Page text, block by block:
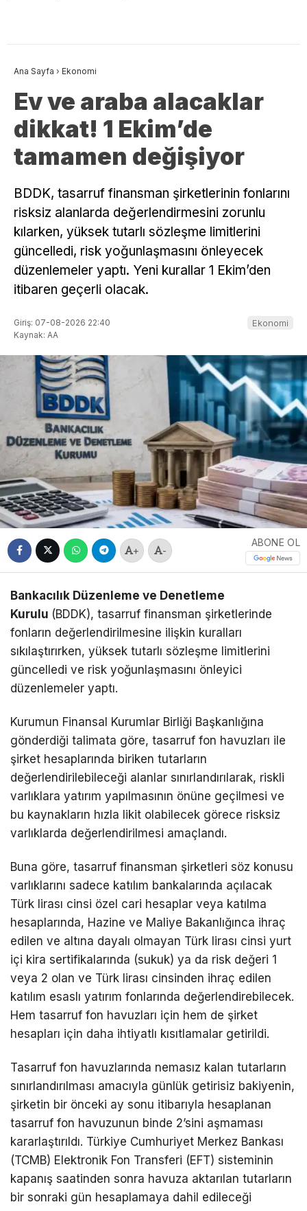
Ana Sayfa › Ekonomi
Ev ve araba alacaklar
dikkat! 1 Ekim’de
tamamen değişiyor
BDDK, tasarruf finansman şirketlerinin fonlarını
risksiz alanlarda değerlendirmesini zorunlu
kılarken, yüksek tutarlı sözleşme limitlerini
güncelledi, risk yoğunlaşmasını önleyecek
düzenlemeler yaptı. Yeni kurallar 1 Ekim’den
itibaren geçerli olacak.
Giriş: 07-08-2026 22:40
Kaynak: AA
Ekonomi
+ -
ABONE OL
Bankacılık Düzenleme ve Denetleme
Kurulu (BDDK), tasarruf finansman şirketlerinde
fonların değerlendirilmesine ilişkin kuralları
sıkılaştırırken, yüksek tutarlı sözleşme limitlerini
güncelledi ve risk yoğunlaşmasını önleyici
düzenlemeler yaptı.
Kurumun Finansal Kurumlar Birliği Başkanlığına
gönderdiği talimata göre, tasarruf fon havuzları ile
şirket hesaplarında biriken tutarların
değerlendirilebileceği alanlar sınırlandırılarak, riskli
varlıklara yatırım yapılmasının önüne geçilmesi ve
bu kaynakların hızla likit olabilecek görece risksiz
varlıklarda değerlendirilmesi amaçlandı.
Buna göre, tasarruf finansman şirketleri söz konusu
varlıklarını sadece katılım bankalarında açılacak
Türk lirası cinsi özel cari hesaplar veya katılma
hesaplarında, Hazine ve Maliye Bakanlığınca ihraç
edilen ve altına dayalı olmayan Türk lirası cinsi yurt
içi kira sertifikalarında (sukuk) ya da risk değeri 1
veya 2 olan ve Türk lirası cinsinden ihraç edilen
katılım esaslı yatırım fonlarında değerlendirebilecek.
Hem tasarruf fon havuzları için hem de şirket
hesapları için daha ihtiyatlı kısıtlamalar getirildi.
Tasarruf fon havuzlarında nemasız kalan tutarların
sınırlandırılması amacıyla günlük getirisiz bakiyenin,
şirketin bir önceki ay sonu itibarıyla hesaplanan
tasarruf fon havuzunun binde 2’sini aşmaması
kararlaştırıldı. Türkiye Cumhuriyet Merkez Bankası
(TCMB) Elektronik Fon Transferi (EFT) sisteminin
kapanış saatinden sonra havuza aktarılan tutarların
bir sonraki gün hesaplamaya dahil edileceği